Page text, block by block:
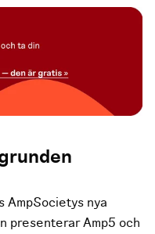
AmpSocietys nya
presenterar Amp5 och